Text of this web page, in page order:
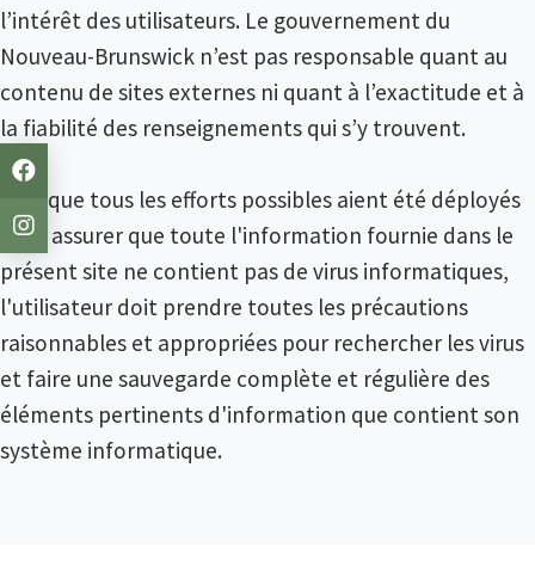
l’intérêt des utilisateurs. Le gouvernement du
Nouveau-Brunswick n’est pas responsable quant au
contenu de sites externes ni quant à l’exactitude et à
la fiabilité des renseignements qui s’y trouvent.
Bien que tous les efforts possibles aient été déployés
pour assurer que toute l'information fournie dans le
présent site ne contient pas de virus informatiques,
l'utilisateur doit prendre toutes les précautions
raisonnables et appropriées pour rechercher les virus
et faire une sauvegarde complète et régulière des
éléments pertinents d'information que contient son
système informatique.